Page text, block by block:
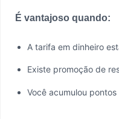
É vantajoso quando:
A tarifa em dinheiro
Existe promoção de
Você acumulou